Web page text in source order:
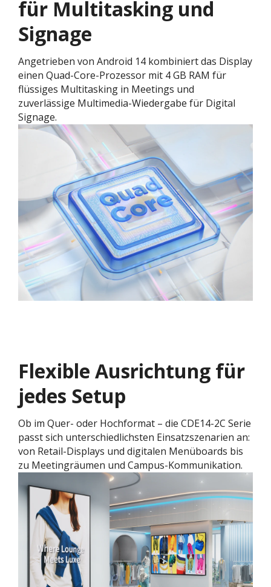
für Multitasking und
Signage
Angetrieben von Android 14 kombiniert das Display
einen Quad-Core-Prozessor mit 4 GB RAM für
flüssiges Multitasking in Meetings und
zuverlässige Multimedia-Wiedergabe für Digital
Signage.
Flexible Ausrichtung für
jedes Setup ​
Ob im Quer- oder Hochformat – die CDE14-2C Serie
passt sich unterschiedlichsten Einsatzszenarien an:
von Retail-Displays und digitalen Menüboards bis
zu Meetingräumen und Campus-Kommunikation.